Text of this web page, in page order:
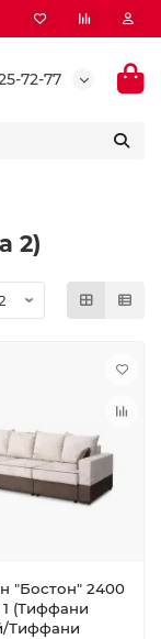
72-77
2)
"Бостон" 2400
(Тиффани
Тиффани